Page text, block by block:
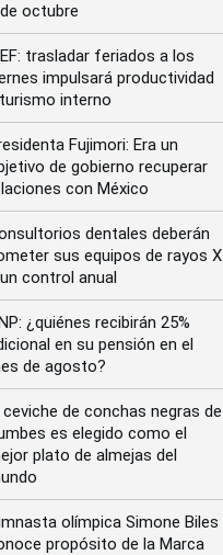
octubre
trasladar feriados a los
impulsará productividad
interno
Fujimori: Era un
de gobierno recuperar
con México
dentales deberán
sus equipos de rayos X
control anual
¿quiénes recibirán 25%
en su pensión en el
de agosto?
ceviche de conchas negras de
es elegido como el
plato de almejas del
olímpica Simone Biles
propósito de la Marca